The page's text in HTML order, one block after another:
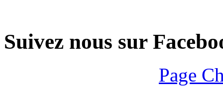
Suivez nous sur
Page